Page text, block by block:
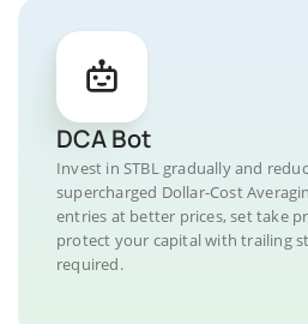
DCA Bot
Invest in STBL gradually and
supercharged Dollar-Cost
entries at better prices, set take
protect your capital with trailing
required.